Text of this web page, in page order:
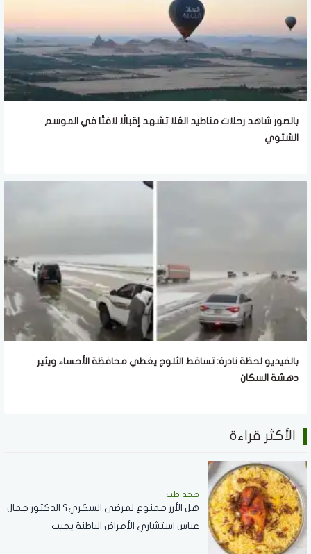
بالصور شاهد رحلات مناطيد العُلا تشهد إقبالًا لافتًا في الموسم
الشتوي
بالفيديو لحظة نادرة: تساقط الثلوج يغطي محافظة الأحساء ويثير
دهشة السكان
الأكثر قراءة
صحة طب
هل الأرز ممنوع لمرضى السكري؟ الدكتور جمال
عباس استشاري الأمراض الباطنة يجيب